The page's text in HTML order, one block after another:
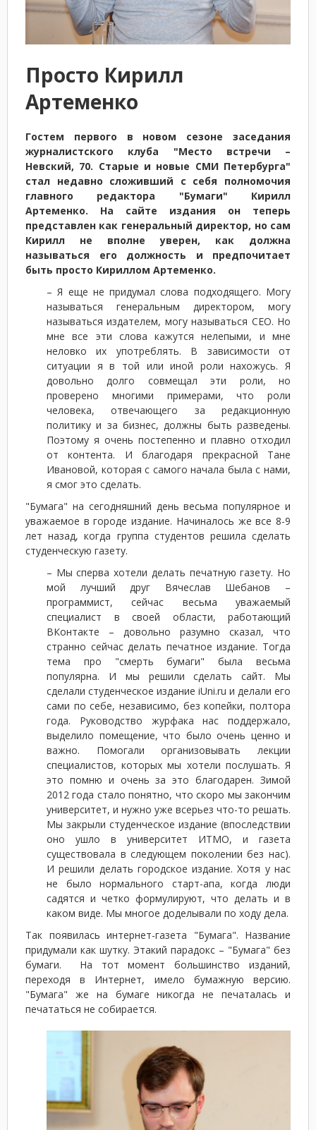
Просто Кирилл
Артеменко
Гостем первого в новом сезоне заседания
журналистского клуба "Место встречи –
Невский, 70. Старые и новые СМИ Петербурга"
стал недавно сложивший с себя полномочия
главного редактора "Бумаги" Кирилл
Артеменко. На сайте издания он теперь
представлен как генеральный директор, но сам
Кирилл не вполне уверен, как должна
называться его должность и предпочитает
быть просто Кириллом Артеменко.
– Я еще не придумал слова подходящего. Могу
называться генеральным директором, могу
называться издателем, могу называться СЕО. Но
мне все эти слова кажутся нелепыми, и мне
неловко их употреблять. В зависимости от
ситуации я в той или иной роли нахожусь. Я
довольно долго совмещал эти роли, но
проверено многими примерами, что роли
человека, отвечающего за редакционную
политику и за бизнес, должны быть разведены.
Поэтому я очень постепенно и плавно отходил
от контента. И благодаря прекрасной Тане
Ивановой, которая с самого начала была с нами,
я смог это сделать.
"Бумага" на сегодняшний день весьма популярное и
уважаемое в городе издание. Начиналось же все 8-9
лет назад, когда группа студентов решила сделать
студенческую газету.
– Мы сперва хотели делать печатную газету. Но
мой лучший друг Вячеслав Шебанов –
программист, сейчас весьма уважаемый
специалист в своей области, работающий
ВКонтакте – довольно разумно сказал, что
странно сейчас делать печатное издание. Тогда
тема про "смерть бумаги" была весьма
популярна. И мы решили сделать сайт. Мы
сделали студенческое издание iUni.ru и делали его
сами по себе, независимо, без копейки, полтора
года. Руководство журфака нас поддержало,
выделило помещение, что было очень ценно и
важно. Помогали организовывать лекции
специалистов, которых мы хотели послушать. Я
это помню и очень за это благодарен. Зимой
2012 года стало понятно, что скоро мы закончим
университет, и нужно уже всерьез что-то решать.
Мы закрыли студенческое издание (впоследствии
оно ушло в университет ИТМО, и газета
существовала в следующем поколении без нас).
И решили делать городское издание. Хотя у нас
не было нормального старт-апа, когда люди
садятся и четко формулируют, что делать и в
каком виде. Мы многое доделывали по ходу дела.
Так появилась интернет-газета "Бумага". Название
придумали как шутку. Этакий парадокс – "Бумага" без
бумаги. На тот момент большинство изданий,
переходя в Интернет, имело бумажную версию.
"Бумага" же на бумаге никогда не печаталась и
печататься не собирается.